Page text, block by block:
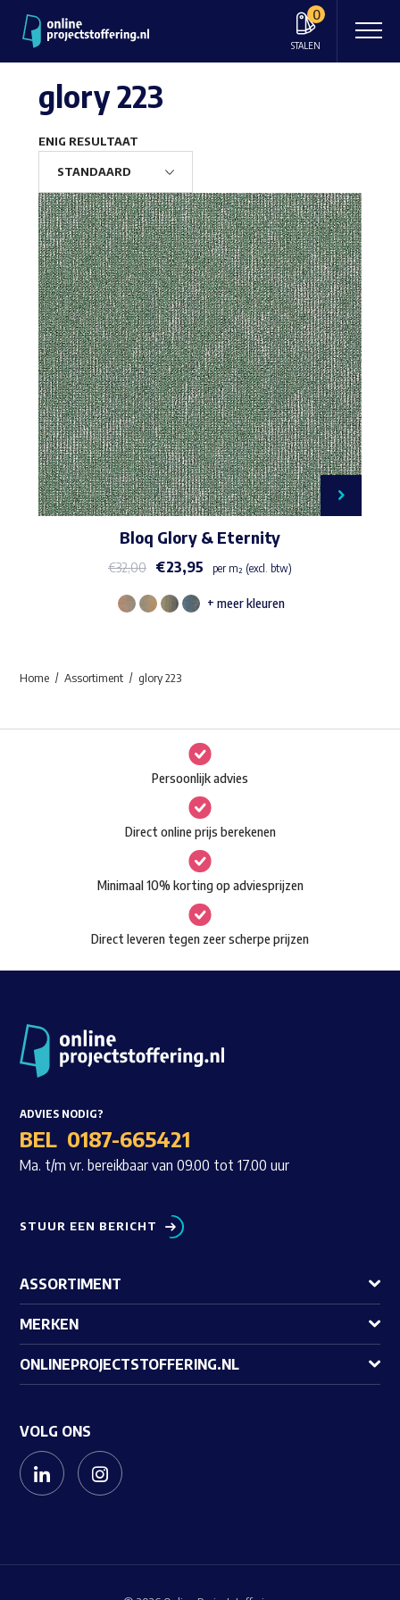
0
STALEN
Waar ben je naar op zoek?
glory 223
ENIG RESULTAAT
Bloq Glory & Eternity
€32,00 €23,95 per m² (excl. btw)
Dit
Deze
optie
kan
gekozen
worden
op
de
productpagina
+ meer kleuren
Home Assortiment glory 223
Persoonlijk advies
Direct online prijs berekenen
Minimaal 10% korting op adviesprijzen
Direct leveren tegen zeer scherpe prijzen
ADVIES NODIG?
BEL 0187-665421
Ma. t/m vr. bereikbaar van 09.00 tot 17.00 uur
STUUR EEN BERICHT
ASSORTIMENT
MERKEN
ONLINEPROJECTSTOFFERING.NL
VOLG ONS